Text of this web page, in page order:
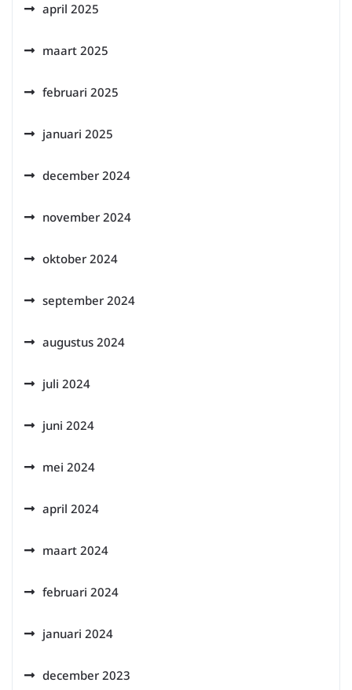
april 2025
maart 2025
februari 2025
januari 2025
december 2024
november 2024
oktober 2024
september 2024
augustus 2024
juli 2024
juni 2024
mei 2024
april 2024
maart 2024
februari 2024
januari 2024
december 2023